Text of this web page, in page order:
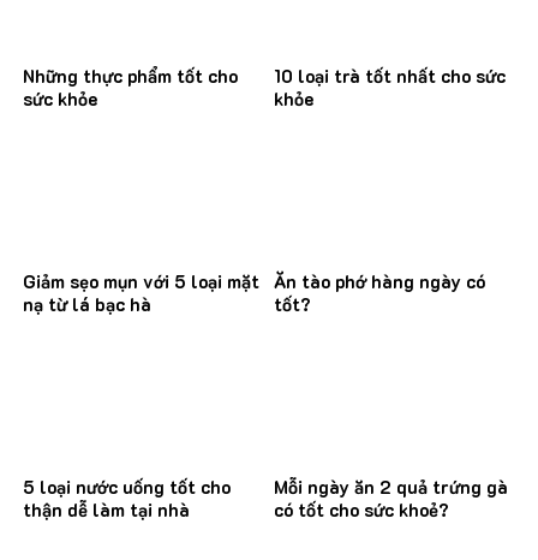
Những thực phẩm tốt cho
sức khỏe
10 loại trà tốt nhất cho sức
khỏe
Giảm sẹo mụn với 5 loại mặt
nạ từ lá bạc hà
Ăn tào phớ hàng ngày có
tốt?
5 loại nước uống tốt cho
thận dễ làm tại nhà
Mỗi ngày ăn 2 quả trứng gà
có tốt cho sức khoẻ?